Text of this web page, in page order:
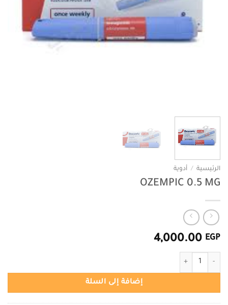
الرئيسية / أدوية
OZEMPIC 0.5 MG
4,000.00 EGP
إضافة إلى السلة